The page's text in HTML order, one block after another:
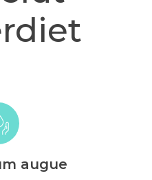
augue